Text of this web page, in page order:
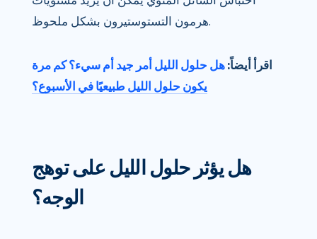
هرمون التستوستيرون بشكل ملحوظ.
اقرأ أيضاً: هل حلول الليل أمر جيد أم سيء؟ كم مرة
يكون حلول الليل طبيعيًا في الأسبوع؟
هل يؤثر حلول الليل على توهج
الوجه؟